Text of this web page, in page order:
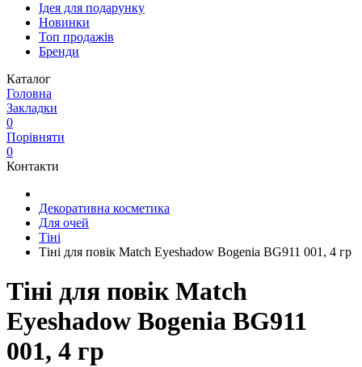
Ідея для подарунку
Новинки
Топ продажів
Бренди
Каталог
Головна
Закладки
0
Порівняти
0
Контакти
Декоративна косметика
Для очей
Тіні
Тіні для повік Match Eyeshadow Bogenia BG911 001, 4 гр
Тіні для повік Match
Eyeshadow Bogenia BG911
001, 4 гр